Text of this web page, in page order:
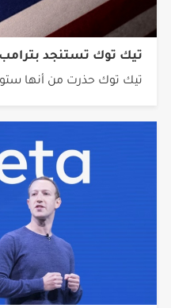
تيك توك تستنجد بترامب
تيك توك حذرت من أنها